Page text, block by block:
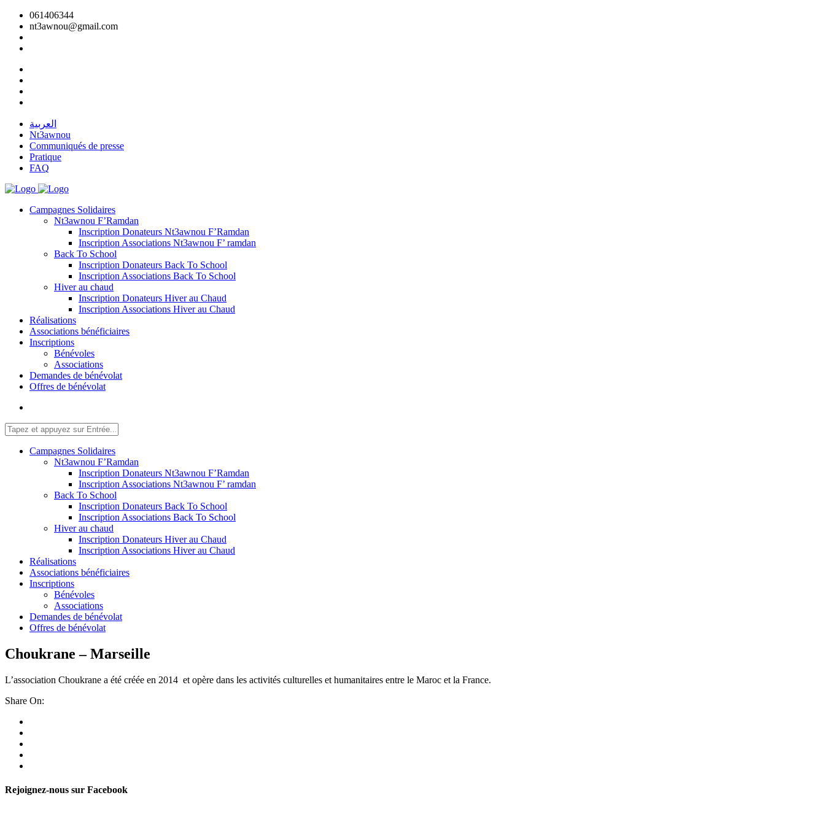
061406344
nt3awnou@gmail.com
العربية
Nt3awnou
Communiqués de presse
Pratique
FAQ
Campagnes Solidaires
Nt3awnou F’Ramdan
Inscription Donateurs Nt3awnou F’Ramdan
Inscription Associations Nt3awnou F’ ramdan
Back To School
Inscription Donateurs Back To School
Inscription Associations Back To School
Hiver au chaud
Inscription Donateurs Hiver au Chaud
Inscription Associations Hiver au Chaud
Réalisations
Associations bénéficiaires
Inscriptions
Bénévoles
Associations
Demandes de bénévolat
Offres de bénévolat
Campagnes Solidaires
Nt3awnou F’Ramdan
Inscription Donateurs Nt3awnou F’Ramdan
Inscription Associations Nt3awnou F’ ramdan
Back To School
Inscription Donateurs Back To School
Inscription Associations Back To School
Hiver au chaud
Inscription Donateurs Hiver au Chaud
Inscription Associations Hiver au Chaud
Réalisations
Associations bénéficiaires
Inscriptions
Bénévoles
Associations
Demandes de bénévolat
Offres de bénévolat
Choukrane – Marseille
L’association Choukrane a été créée en 2014 et opère dans les activités culturelles et humanitaires entre le Maroc et la France.
Share On:
Rejoignez-nous sur Facebook